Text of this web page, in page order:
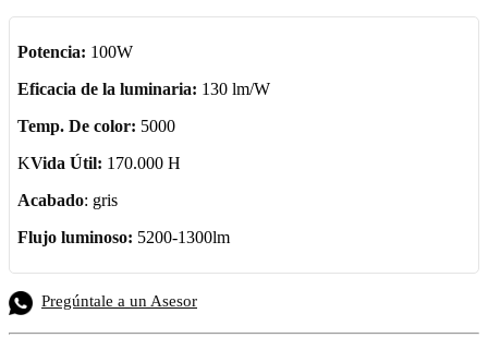
Potencia: 100W
Eficacia de la luminaria: 130 lm/W
Temp. De color: 5000
KVida Útil: 170.000 H
Acabado: gris
Flujo luminoso: 5200-1300lm
Pregúntale a un Asesor